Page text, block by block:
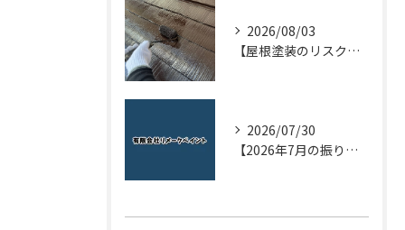
2026/08/03
【屋根塗装のリスクを下げる！】屋根の点検はドローンで！
2026/07/30
【2026年7月の振り返り】リメークペイントブログまとめ